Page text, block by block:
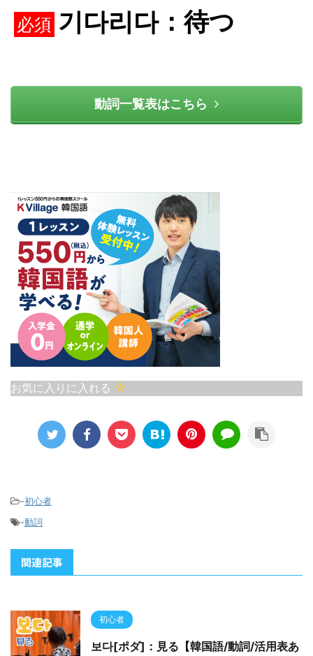
必須 기다리다：待つ
動詞一覧表はこちら
お気に入りに入れる
-初心者
-動詞
関連記事
初心者
보다[ポダ]：見る【韓国語/動詞/活用表あ